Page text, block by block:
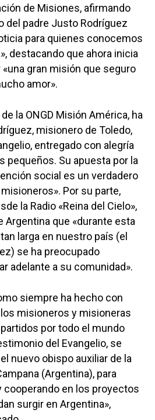
de Misiones, afirmando
del padre Justo Rodríguez
para quienes conocemos
destacando que ahora inicia
gran misión que seguro
amor».
de la ONGD Misión América, ha
misionero de Toledo,
entregado con alegría
pequeños. Su apuesta por la
social es un verdadero
Por su parte,
la Radio «Reina del Cielo»,
Argentina que «durante esta
larga en nuestro país (el
se ha preocupado
adelante a su comunidad».
siempre ha hecho con
misioneros y misioneras
por todo el mundo
del Evangelio, se
nuevo obispo auxiliar de la
(Argentina), para
cooperando en los proyectos
surgir en Argentina»,